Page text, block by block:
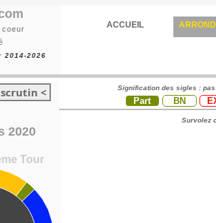
coeur
2014-2026
ACCUEIL
scrutin <
2020
Tour
Signification des sigles :
Part BN
Survolez